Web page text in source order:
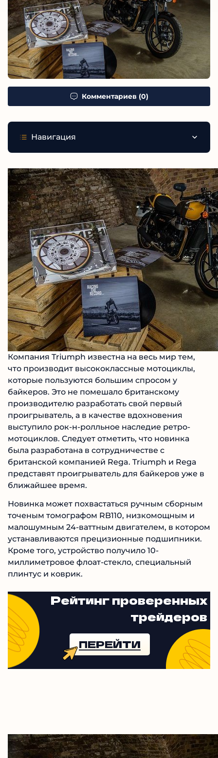
Комментариев (0)
Навигация
Компания Triumph известна на весь мир тем,
что производит высококлассные мотоциклы,
которые пользуются большим спросом у
байкеров. Это не помешало британскому
производителю разработать свой первый
проигрыватель, а в качестве вдохновения
выступило рок-н-ролльное наследие ретро-
мотоциклов. Следует отметить, что новинка
была разработана в сотрудничестве с
британской компанией Rega. Triumph и Rega
представят проигрыватель для байкеров уже в
ближайшее время.
Новинка может похвастаться ручным сборным
точеным томографом RB110, низкомощным и
малошумным 24-ваттным двигателем, в котором
устанавливаются прецизионные подшипники.
Кроме того, устройство получило 10-
миллиметровое флоат-стекло, специальный
плинтус и коврик.
Рейтинг проверенных
трейдеров
ПЕРЕЙТИ